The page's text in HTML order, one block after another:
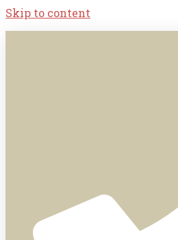
Skip to content